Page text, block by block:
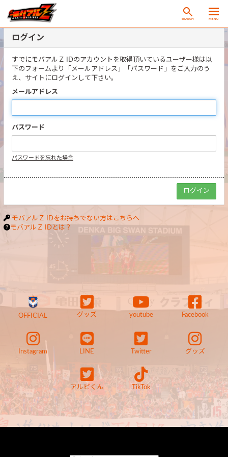
SEARCH MENU
ログイン
すでにモバアルＺ IDのアカウントを取得頂いているユーザー様は以
下のフォームより「メールアドレス」「パスワード」をご入力のう
え、サイトにログインして下さい。
メールアドレス
パスワード
パスワードを忘れた場合
モバアルＺ IDをお持ちでない方はこちらへ
モバアルＺ IDとは？
OFFICIAL グッズ youtube Facebook
Instagram LINE Twitter グッズ
アルビくん TikTok